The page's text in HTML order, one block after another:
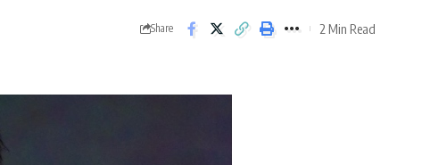
Share 2 Min Read